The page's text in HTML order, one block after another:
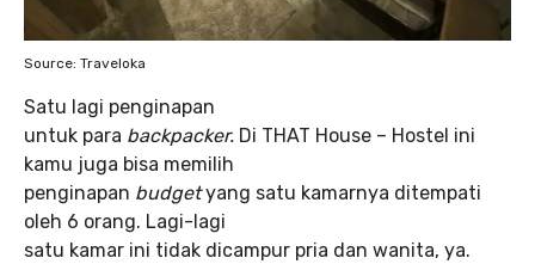
Source: Traveloka
Satu lagi penginapan
untuk para backpacker. Di THAT House – Hostel ini
kamu juga bisa memilih
penginapan budgetyang satu kamarnya ditempati
oleh 6 orang. Lagi-lagi
satu kamar ini tidak dicampur pria dan wanita, ya.